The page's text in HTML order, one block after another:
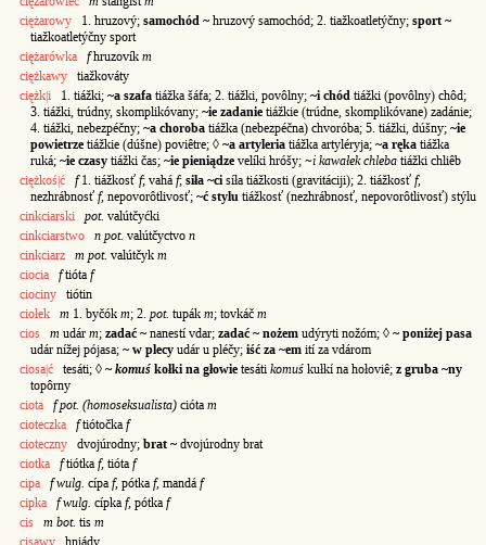
ciężarowy 1. hruzový; samochód ~ hruzový samochód; 2. tiažkoatletýčny; sport ~
tiažkoatletýčny sport
ciężarówka
fhruzovík m
ciężkawy tiažkováty
ciężk|i 1. tiážki; ~a szafa tiážka šáfa; 2. tiážki, povôlny; ~i chód tiážki (povôlny) chôd;
3. tiážki, trúdny, skomplikóvany; ~ie zadanie tiážkie (trúdne, skomplikóvane) zadánie;
4. tiážki, nebezpéčny; ~a choroba tiážka (nebezpéčna) chvoróba; 5. tiážki, dúšny; ~ie
powietrze tiážkie (dúšne) poviêtre; ◊ ~a artyleria tiážka artyléryja; ~a ręka tiážka
ruká; ~ie czasy tiážki čas; ~ie pieniądze velíki hróšy; ~i kawałek chleba tiážki chliêb
ciężkoś|ć
f1. tiážkosť f; vahá f; siła ~ci síła tiážkosti (gravitáciji); 2. tiážkosť f,
nezhrábnosť f, nepovorôtlivosť; ~ć stylu tiážkosť (nezhrábnosť, nepovorôtlivosť) stýlu
cinkciarski
pot. valútčyćki
cinkciarstwo
n pot. valútčyctvo n
cinkciarz
m pot. valútčyk m
ciocia
ftióta f
ciociny tiótin
ciołek
m 1. byčók m; 2. pot. tupák m; tovkáč m
cios
m udár m; zadać ~ nanestí vdar; zadać ~ nożem udýryti nožóm; ◊ ~ poniżej pasa
udár nížej pójasa; ~ w plecy udár u pléčy; iść za ~em ití za vdárom
ciosa|ć tesáti; ◊ ~ komuś kołki na głowie tesáti komuś kułkí na hołoviê; z gruba ~ny
topôrny
ciota
f pot. (homoseksualista) cióta m
cioteczka
ftiótočka f
cioteczny dvojúrodny; brat ~ dvojúrodny brat
ciotka
ftiótka f, tióta f
cipa
f wulg. cípa f, pótka f, mandá f
cipka
f wulg. cípka f, pótka f
cis
m bot. tis m
cisawy hniády